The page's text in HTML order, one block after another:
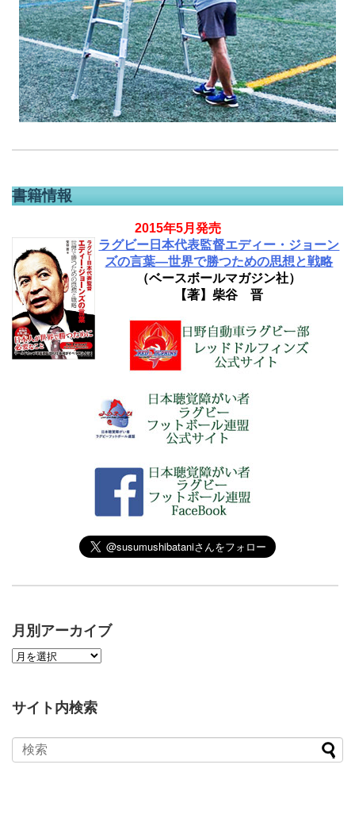
書籍情報
2015年5月発売
ラグビー日本代表監督エディー・ジョーン
ズの言葉―世界で勝つための思想と戦略
（ベースボールマガジン社）
【著】柴谷 晋
月別アーカイブ
サイト内検索